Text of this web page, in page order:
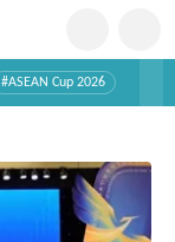
#ASEAN Cup 2026